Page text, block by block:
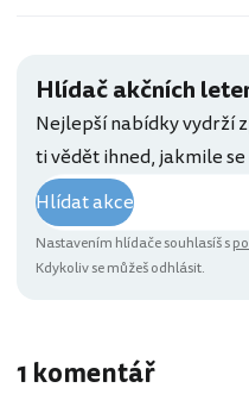
Hlídač akčních
Nejlepší nabídky vydrží
ti vědět ihned, jakmile
Hlídat akce
Nastavením hlídače souhlasíš s
Kdykoliv se můžeš odhlásit.
1 komentář